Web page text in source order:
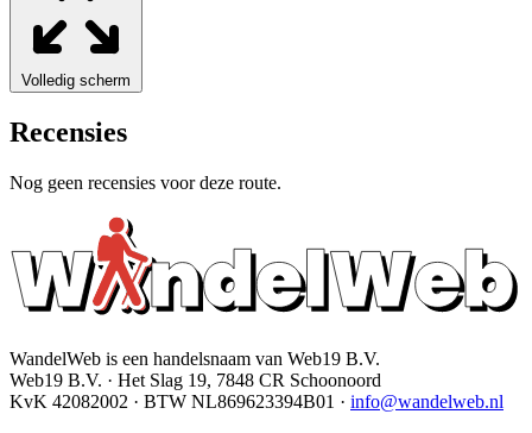
Volledig scherm
Recensies
Nog geen recensies voor deze route.
WandelWeb is een handelsnaam van Web19 B.V.
Web19 B.V. · Het Slag 19, 7848 CR Schoonoord
KvK 42082002 · BTW NL869623394B01 · info@wandelweb.nl